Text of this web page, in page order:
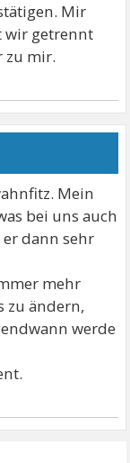
Mir
wir getrennt
zu mir.
Mein
bei uns auch
dann sehr
mehr
zu ändern,
werde